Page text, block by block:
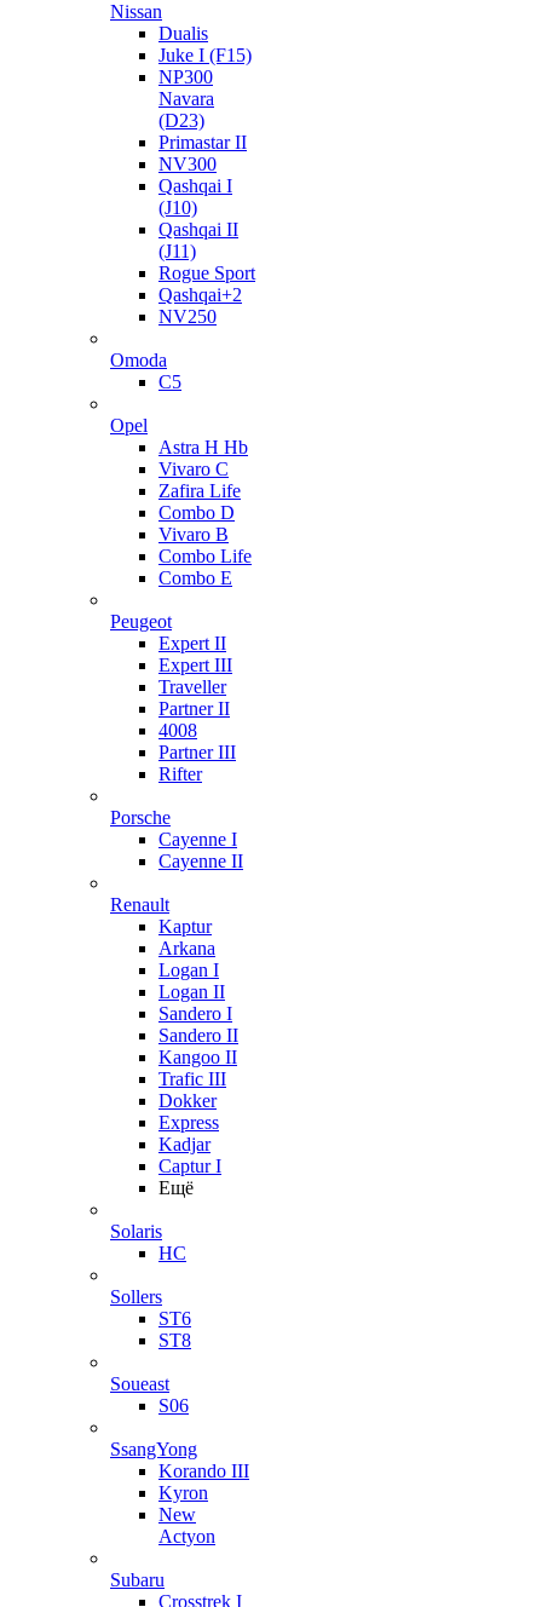
Nissan
Dualis
Juke I (F15)
NP300
Navara
(D23)
Primastar II
NV300
Qashqai I
(J10)
Qashqai II
(J11)
Rogue Sport
Qashqai+2
NV250
Omoda
C5
Opel
Astra H Hb
Vivaro C
Zafira Life
Combo D
Vivaro B
Combo Life
Combo E
Peugeot
Expert II
Expert III
Traveller
Partner II
4008
Partner III
Rifter
Porsche
Cayenne I
Cayenne II
Renault
Kaptur
Arkana
Logan I
Logan II
Sandero I
Sandero II
Kangoo II
Trafic III
Dokker
Express
Kadjar
Captur I
Ещё
Solaris
HC
Sollers
ST6
ST8
Soueast
S06
SsangYong
Korando III
Kyron
New
Actyon
Subaru
Crosstrek I